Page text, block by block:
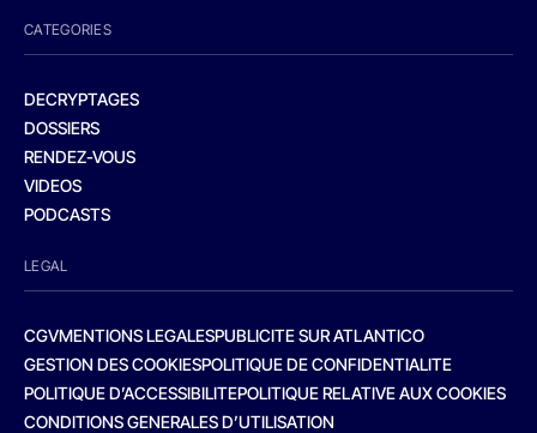
CATEGORIES
DECRYPTAGES
DOSSIERS
RENDEZ-VOUS
VIDEOS
PODCASTS
LEGAL
CGVMENTIONS LEGALESPUBLICITE SUR ATLANTICO
GESTION DES COOKIESPOLITIQUE DE CONFIDENTIALITE
POLITIQUE D’ACCESSIBILITEPOLITIQUE RELATIVE AUX COOKIES
CONDITIONS GENERALES D’UTILISATION